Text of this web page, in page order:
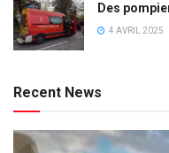
Des
4 AVRIL 2025
Recent News